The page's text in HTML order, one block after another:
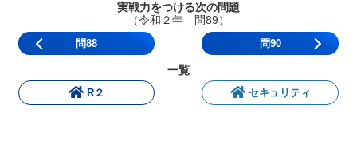
実戦力をつける次の問題
（令和２年 問89）
問88 問90
一覧
R２ セキュリティ